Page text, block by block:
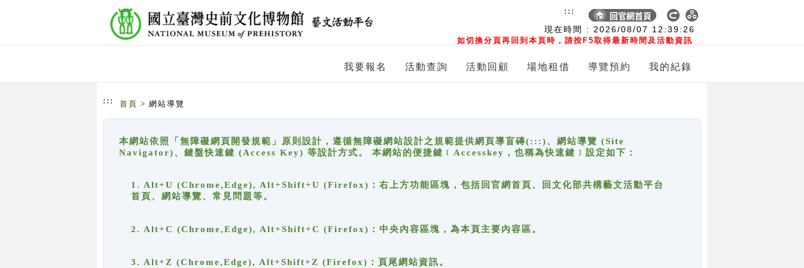
現在時間 : 2026/08/07 12:39:26
如切換分頁再回到本頁時，請按F5取得最新時間及活動資訊
:::
我要報名 活動查詢 活動回顧 場地租借 導覽預約 我的紀錄
::: 首頁 > 網站導覽
本網站依照「無障礙網頁開發規範」原則設計，遵循無障礙網站設計之規範提供網頁導盲磚(:::)、網站導覽 (Site
Navigator)、鍵盤快速鍵 (Access Key) 等設計方式。 本網站的便捷鍵﹝Accesskey，也稱為快速鍵﹞設定如下：
1. Alt+U (Chrome,Edge), Alt+Shift+U (Firefox)：右上方功能區塊，包括回官網首頁、回文化部共構藝文活動平台
首頁、網站導覽、常見問題等。
2. Alt+C (Chrome,Edge), Alt+Shift+C (Firefox)：中央內容區塊，為本頁主要內容區。
3. Alt+Z (Chrome,Edge), Alt+Shift+Z (Firefox)：頁尾網站資訊。